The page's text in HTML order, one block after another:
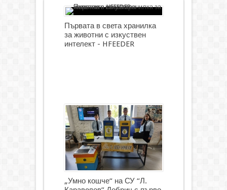
Първата в света хранилка
за животни с изкуствен
интелект - HFEEDER
„Умно кошче“ на СУ “Л.